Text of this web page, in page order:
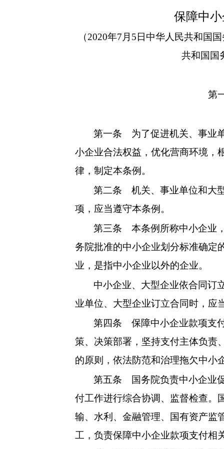
保障中
（2020年7月5日中华人民共和国
共和国国
第
第一条 为了促进机关、事业
小企业合法权益，优化营商环境，
律，制定本条例。
第二条 机关、事业单位和大
项，应当遵守本条例。
第三条 本条例所称中小企业
务院批准的中小企业划分标准确定
业，是指中小企业以外的企业。
中小企业、大型企业依合同订
业单位、大型企业订立合同时，应
第四条 保障中小企业款项支
策、决策部署，坚持支付主体负责
的原则，依法防范和治理拖欠中小
第五条 国务院负责中小企业
付工作进行综合协调、监督检查。
输、水利、金融管理、国有资产监
工，负责保障中小企业款项支付相